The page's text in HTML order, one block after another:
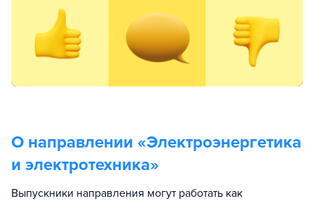
О направлении «Электроэнергетика
и электротехника»
Выпускники направления могут работать как